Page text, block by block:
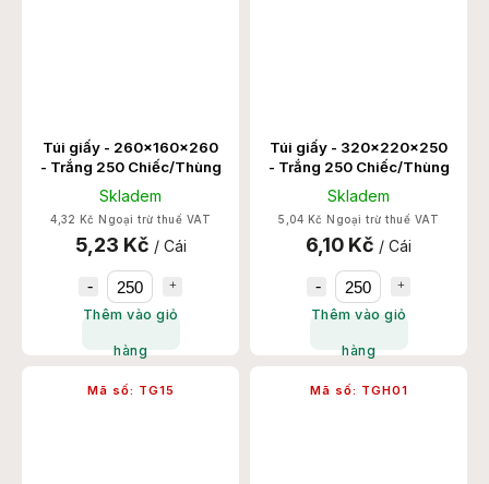
Túi giấy - 260x160x260
- Trắng 250 Chiếc/Thùng
Skladem
4,32 Kč Ngoại trừ thuế VAT
5,23 Kč / Cái
Thêm vào giỏ
hàng
Túi giấy - 320x220x250
- Trắng 250 Chiếc/Thùng
Skladem
5,04 Kč Ngoại trừ thuế VAT
6,10 Kč / Cái
Thêm vào giỏ
hàng
Mã số: TG15 Mã số: TGH01